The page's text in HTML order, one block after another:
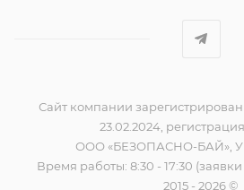
Сайт компании
23.02.2024,
ООО «БЕЗОПАСНО-БАЙ»,
Время работы: 8:30 - 17:30
2015 - 2026 ©